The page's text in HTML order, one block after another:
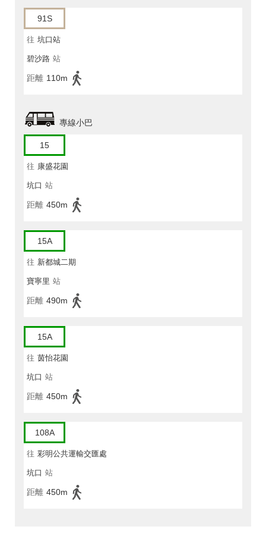
91S
往 坑口站
碧沙路 站
距離 110m
專線小巴
15
往 康盛花園
坑口 站
距離 450m
15A
往 新都城二期
寶寧里 站
距離 490m
15A
往 茵怡花園
坑口 站
距離 450m
108A
往 彩明公共運輸交匯處
坑口 站
距離 450m